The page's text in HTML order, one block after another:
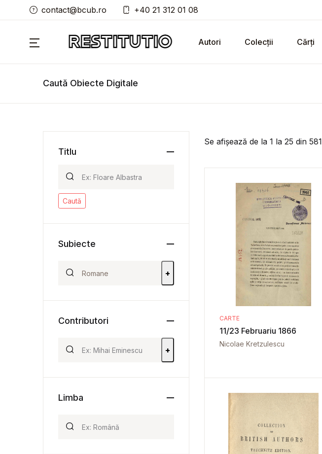
contact@bcub.ro +40 21 312 01 08
Autori Colecții Cărți
Caută Obiecte Digitale
Se afișează de la 1 la 25 din 581
CARTE
11/23 Februariu 1866
Nicolae Kretzulescu
Titlu
Caută
Subiecte
+
Contributori
+
Limba